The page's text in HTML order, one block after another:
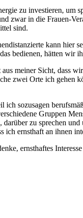
zu investieren, um
zwar in die Frauen-
sind.
kann hier
bedienen, hätten wir
meiner Sicht, dass
zwei Orte ich
sozusagen
Gruppen
darüber zu sprechen
ich ernsthaft an ihnen
ernsthaftes